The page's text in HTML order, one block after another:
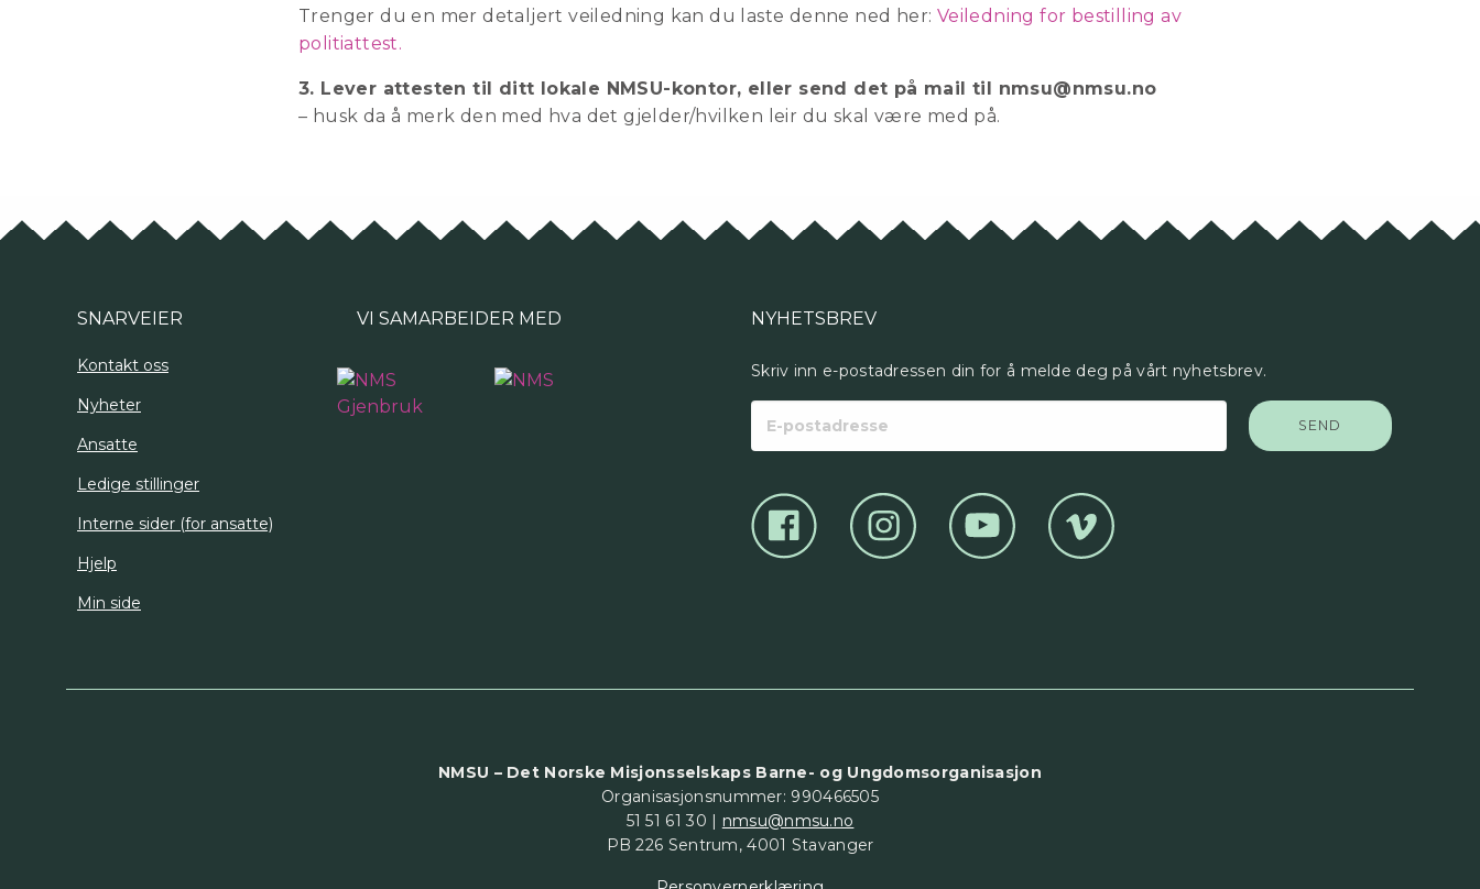
Trenger du en mer detaljert veiledning kan du laste denne ned her: Veiledning for bestilling av
politiattest.
3. Lever attesten til ditt lokale NMSU-kontor, eller send det på mail til nmsu@nmsu.no
– husk da å merk den med hva det gjelder/hvilken leir du skal være med på.
SNARVEIER
Kontakt oss
Nyheter
Ansatte
Ledige stillinger
Interne sider (for ansatte)
Hjelp
Min side
VI SAMARBEIDER MED NYHETSBREV
Skriv inn e-postadressen din for å melde deg på vårt nyhetsbrev.
postadresse
NMSU – Det Norske Misjonsselskaps Barne- og Ungdomsorganisasjon
Organisasjonsnummer: 990466505
51 51 61 30 | nmsu@nmsu.no
PB 226 Sentrum, 4001 Stavanger